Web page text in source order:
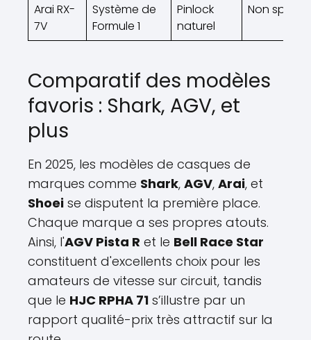
Arai RX-
7V
Système de
Formule 1
Pinlock
naturel
Non
Comparatif des modèles
favoris : Shark, AGV, et
plus
En 2025, les modèles de casques de
marques comme Shark, AGV, Arai, et
Shoei se disputent la première place.
Chaque marque a ses propres atouts.
Ainsi, l'AGV Pista R et le Bell Race Star
constituent d'excellents choix pour les
amateurs de vitesse sur circuit, tandis
que le HJC RPHA 71 s’illustre par un
rapport qualité-prix très attractif sur la